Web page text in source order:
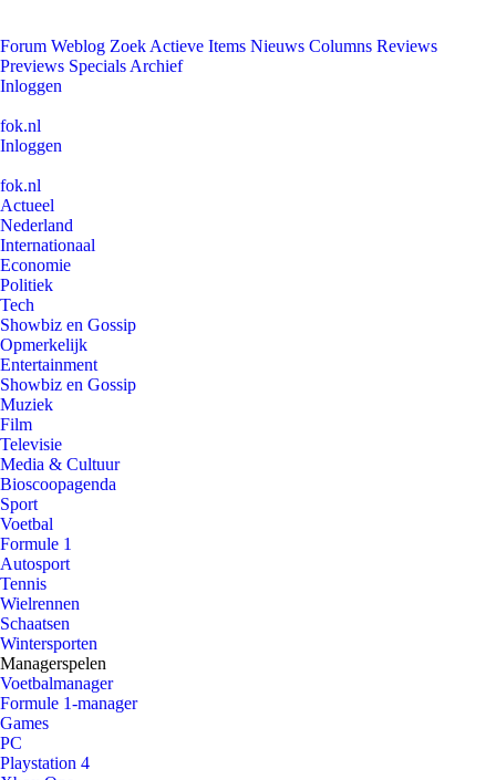
Forum Weblog Zoek Actieve Items Nieuws Columns Reviews
Previews Specials Archief
Inloggen
fok.nl
Inloggen
fok.nl
Actueel
Nederland
Internationaal
Economie
Politiek
Tech
Showbiz en Gossip
Opmerkelijk
Entertainment
Showbiz en Gossip
Muziek
Film
Televisie
Media & Cultuur
Bioscoopagenda
Sport
Voetbal
Formule 1
Autosport
Tennis
Wielrennen
Schaatsen
Wintersporten
Managerspelen
Voetbalmanager
Formule 1-manager
Games
PC
Playstation 4